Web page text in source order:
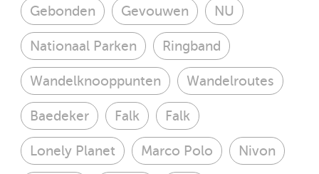
Gebonden Gevouwen NU
Nationaal Parken Ringband
Wandelknooppunten Wandelroutes
Baedeker Falk Falk
Lonely Planet Marco Polo Nivon